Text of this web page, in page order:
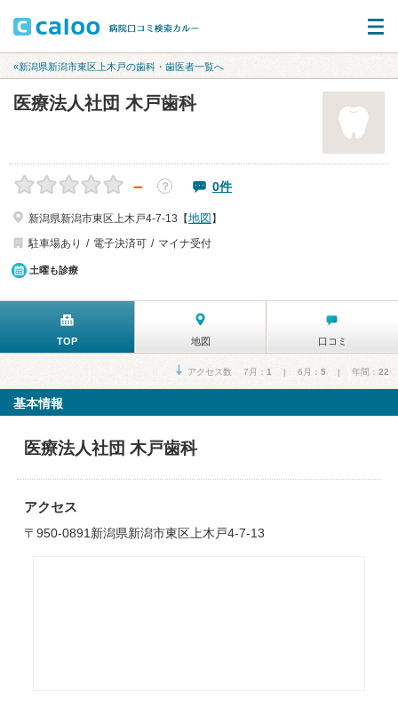
«新潟県新潟市東区上木戸の歯科・歯医者一覧へ
医療法人社団 木戸歯科
－ ？ 0件
新潟県新潟市東区上木戸4-7-13【地図 】
駐車場あり
電子決済可 マイナ受付
土曜も診療
TOP 地図 口コミ
アクセス数 7月： 1 | 6月： 5 | 年間： 22
基本情報
医療法人社団 木戸歯科
アクセス
〒950-0891新潟県新潟市東区上木戸4-7-13